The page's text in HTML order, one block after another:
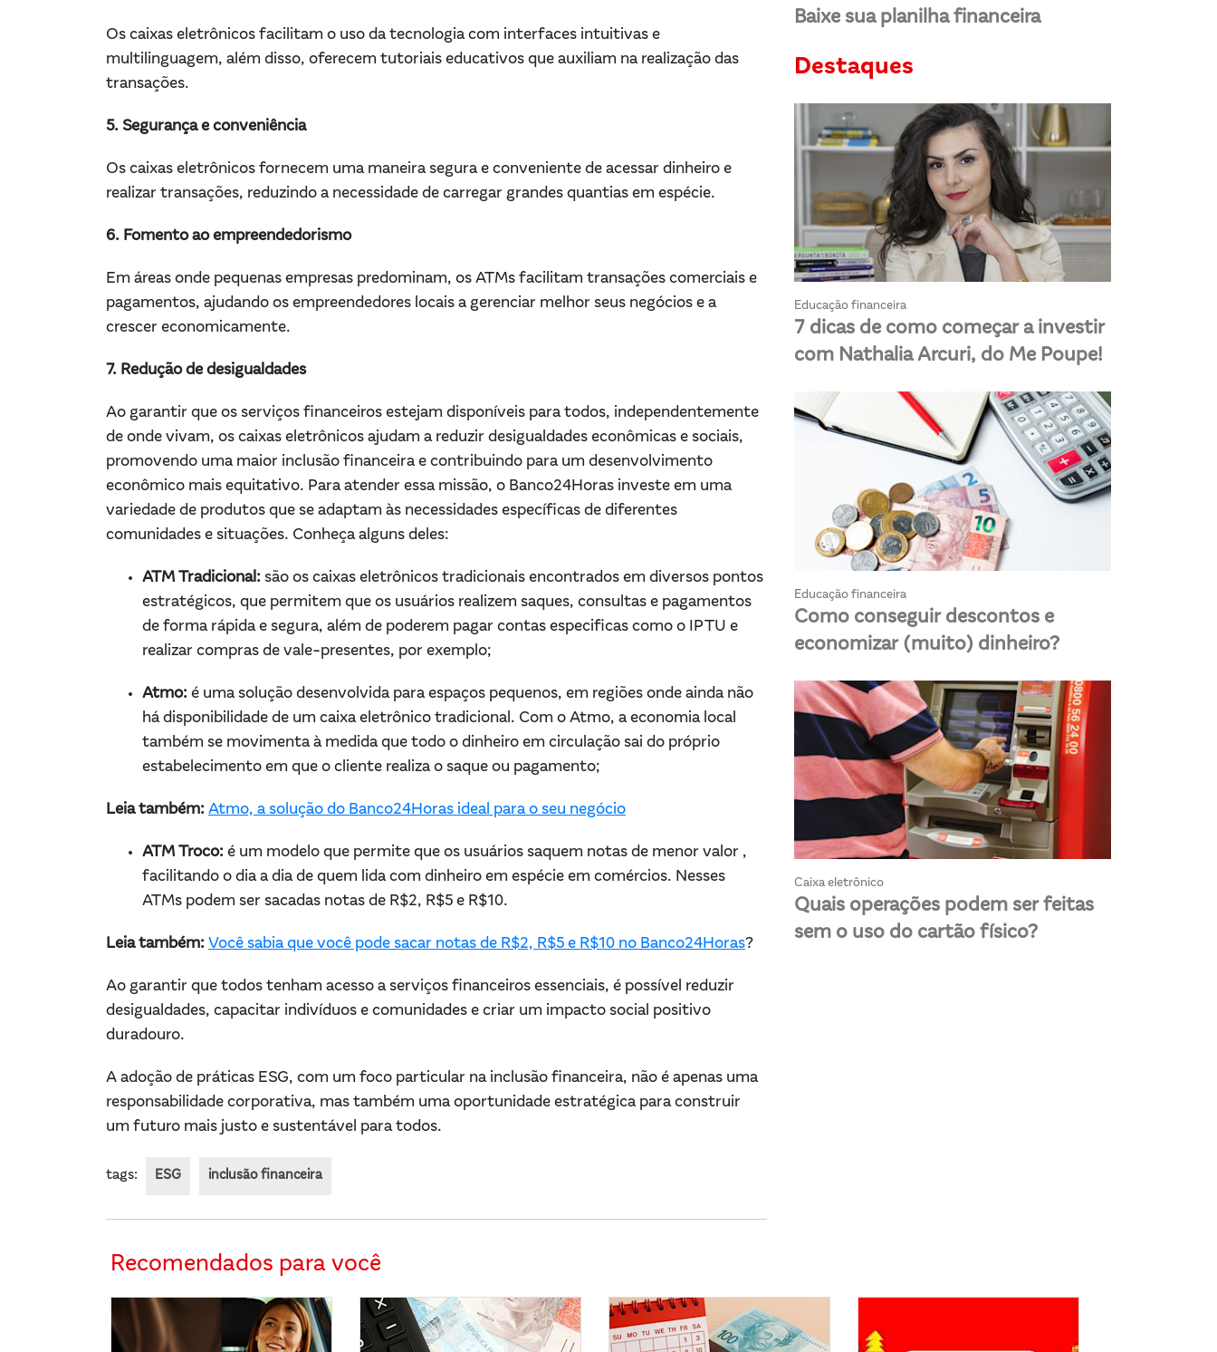
Os caixas eletrônicos facilitam o uso da tecnologia com interfaces intuitivas e
multilinguagem, além disso, oferecem tutoriais educativos que auxiliam na realização das
transações.
5. Segurança e conveniência
Os caixas eletrônicos fornecem uma maneira segura e conveniente de acessar dinheiro e
realizar transações, reduzindo a necessidade de carregar grandes quantias em espécie.
6. Fomento ao empreendedorismo
Em áreas onde pequenas empresas predominam, os ATMs facilitam transações comerciais e
pagamentos, ajudando os empreendedores locais a gerenciar melhor seus negócios e a
crescer economicamente.
7. Redução de desigualdades
Ao garantir que os serviços financeiros estejam disponíveis para todos, independentemente
de onde vivam, os caixas eletrônicos ajudam a reduzir desigualdades econômicas e sociais,
promovendo uma maior inclusão financeira e contribuindo para um desenvolvimento
econômico mais equitativo. Para atender essa missão, o Banco24Horas investe em uma
variedade de produtos que se adaptam às necessidades específicas de diferentes
comunidades e situações. Conheça alguns deles:
ATM Tradicional: são os caixas eletrônicos tradicionais encontrados em diversos pontos
estratégicos, que permitem que os usuários realizem saques, consultas e pagamentos
de forma rápida e segura, além de poderem pagar contas especificas como o IPTU e
realizar compras de vale-presentes, por exemplo;
Atmo: é uma solução desenvolvida para espaços pequenos, em regiões onde ainda não
há disponibilidade de um caixa eletrônico tradicional. Com o Atmo, a economia local
também se movimenta à medida que todo o dinheiro em circulação sai do próprio
estabelecimento em que o cliente realiza o saque ou pagamento;
Leia também: Atmo, a solução do Banco24Horas ideal para o seu negócio
ATM Troco: é um modelo que permite que os usuários saquem notas de menor valor ,
facilitando o dia a dia de quem lida com dinheiro em espécie em comércios. Nesses
ATMs podem ser sacadas notas de R$2, R$5 e R$10.
Leia também: Você sabia que você pode sacar notas de R$2, R$5 e R$10 no Banco24Horas?
Ao garantir que todos tenham acesso a serviços financeiros essenciais, é possível reduzir
desigualdades, capacitar indivíduos e comunidades e criar um impacto social positivo
duradouro.
A adoção de práticas ESG, com um foco particular na inclusão financeira, não é apenas uma
responsabilidade corporativa, mas também uma oportunidade estratégica para construir
um futuro mais justo e sustentável para todos.
tags: ESG inclusão financeira
Baixe sua planilha financeira
Destaques
Educação financeira
7 dicas de como começar a investir
com Nathalia Arcuri, do Me Poupe!
Educação financeira
Como conseguir descontos e
economizar (muito) dinheiro?
Caixa eletrônico
Quais operações podem ser feitas
sem o uso do cartão físico?
Recomendados para você